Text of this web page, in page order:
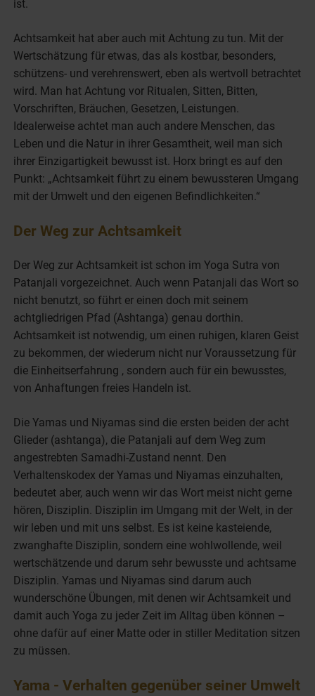
ist.
Achtsamkeit hat aber auch mit Achtung zu tun. Mit der
Wertschätzung für etwas, das als kostbar, besonders,
schützens- und verehrenswert, eben als wertvoll betrachtet
wird. Man hat Achtung vor Ritualen, Sitten, Bitten,
Vorschriften, Bräuchen, Gesetzen, Leistungen.
Idealerweise achtet man auch andere Menschen, das
Leben und die Natur in ihrer Gesamtheit, weil man sich
ihrer Einzigartigkeit bewusst ist. Horx bringt es auf den
Punkt: „Achtsamkeit führt zu einem bewussteren Umgang
mit der Umwelt und den eigenen Befindlichkeiten.“
Der Weg zur Achtsamkeit
Der Weg zur Achtsamkeit ist schon im Yoga Sutra von
Patanjali vorgezeichnet. Auch wenn Patanjali das Wort so
nicht benutzt, so führt er einen doch mit seinem
achtgliedrigen Pfad (Ashtanga) genau dorthin.
Achtsamkeit ist notwendig, um einen ruhigen, klaren Geist
zu bekommen, der wiederum nicht nur Voraussetzung für
die Einheitserfahrung , sondern auch für ein bewusstes,
von Anhaftungen freies Handeln ist.
DieYamas und Niyamas sind die ersten beiden der acht
Glieder (ashtanga), die Patanjali auf dem Weg zum
angestrebten Samadhi-Zustand nennt. Den
Verhaltenskodex der Yamas und Niyamas einzuhalten,
bedeutet aber, auch wenn wir das Wort meist nicht gerne
hören, Disziplin. Disziplin im Umgang mit der Welt, in der
wir leben und mit uns selbst. Es ist keine kasteiende,
zwanghafte Disziplin, sondern eine wohlwollende, weil
wertschätzende und darum sehr bewusste und achtsame
Disziplin. Yamas und Niyamas sind darum auch
wunderschöne Übungen, mit denen wir Achtsamkeit und
damit auch Yoga zu jeder Zeit im Alltag üben können –
ohne dafür auf einer Matte oder in stiller Meditation sitzen
zu müssen.
Yama - Verhalten gegenüber seiner Umwelt